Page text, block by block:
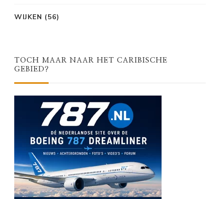
WIJKEN (56)
TOCH MAAR NAAR HET CARIBISCHE
GEBIED?